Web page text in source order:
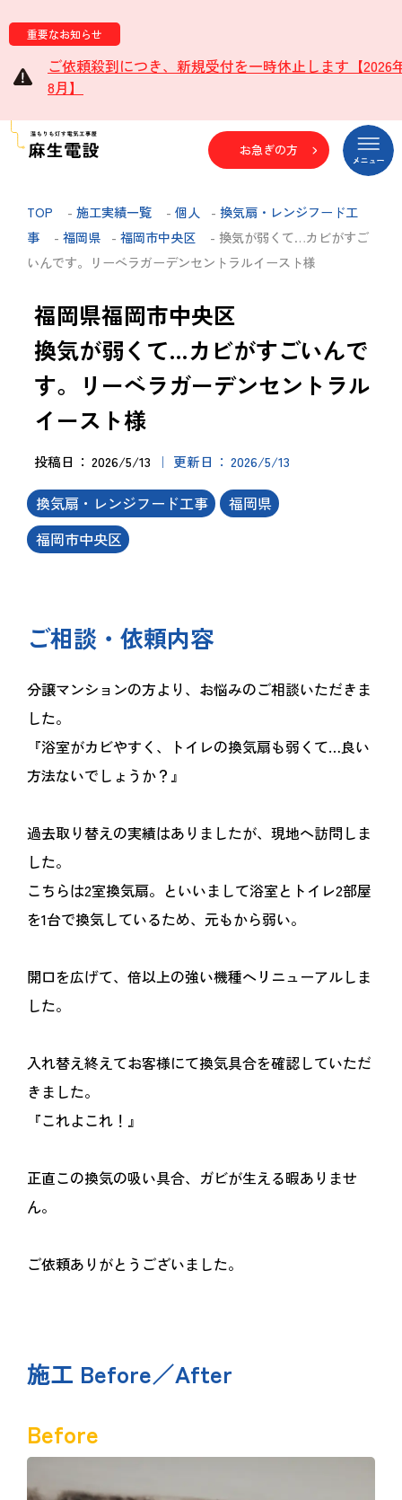
重要なお知らせ
ご依頼殺到につき、新規受付を一時休止します【2026
8月】
お急ぎの方
TOP - 施工実績一覧 - 個人 - 換気扇・レンジフード工
事
- 福岡県 - 福岡市中央区
- 換気が弱くて…カビがすご
いんです。リーベラガーデンセントラルイースト様
福岡県福岡市中央区
換気が弱くて…カビがすごいんで
す。リーベラガーデンセントラル
イースト様
投稿日 2026/5/13 更新日 2026/5/13
換気扇・レンジフード工事
福岡県
福岡市中央区
ご相談・依頼内容
分譲マンションの方より、お悩みのご相談いただきま
した。
『浴室がカビやすく、トイレの換気扇も弱くて…良い
方法ないでしょうか？』
過去取り替えの実績はありましたが、現地へ訪問しま
した。
こちらは2室換気扇。といいまして浴室とトイレ2部屋
を1台で換気しているため、元もから弱い。
開口を広げて、倍以上の強い機種へリニューアルしま
した。
入れ替え終えてお客様にて換気具合を確認していただ
きました。
『これよこれ！』
正直この換気の吸い具合、ガビが生える暇ありませ
ん。
ご依頼ありがとうございました。
施工 Before／After
Before